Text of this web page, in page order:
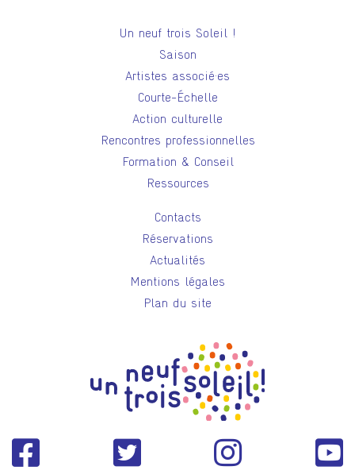
Un neuf trois Soleil !
Saison
Artistes associé·es
Courte-Échelle
Action culturelle
Rencontres professionnelles
Formation & Conseil
Ressources
Contacts
Réservations
Actualités
Mentions légales
Plan du site